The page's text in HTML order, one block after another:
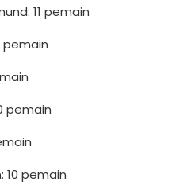
11 pemain
pemain
pemain
10 pemain